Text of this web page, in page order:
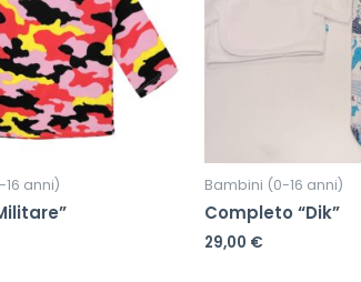
anni) Bambini (0-16 anni)
Completo “Dik”
29,00 €